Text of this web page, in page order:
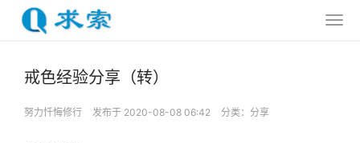
戒色经验分享（转）
努力忏悔修行 发布于 2020-08-08 06:42 分类： 分享